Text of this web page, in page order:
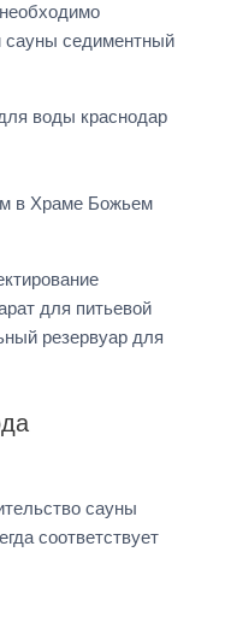
сауны седиментный
воды краснодар
в Храме Божьем
для питьевой
резервуар для
сауны
соответствует